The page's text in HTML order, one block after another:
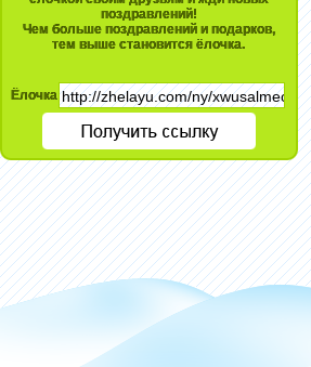
поздравлений!
Чем больше поздравлений и подарков,
тем выше становится ёлочка.
Ёлочка